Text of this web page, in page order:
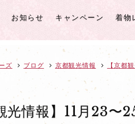
お知らせ キャンペーン 着物
ズ ブログ 京都観光情報 【京都
光情報】11月23〜